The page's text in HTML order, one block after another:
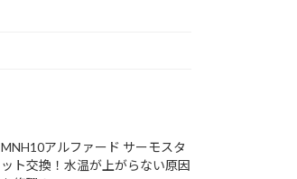
MNH10アルファード サーモスタ
ット交換！水温が上がらない原因